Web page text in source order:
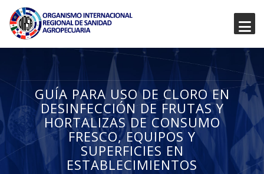
GUÍA PARA USO DE CLORO EN
DESINFECCIÓN DE FRUTAS Y
HORTALIZAS DE CONSUMO
FRESCO, EQUIPOS Y
SUPERFICIES EN
ESTABLECIMIENTOS